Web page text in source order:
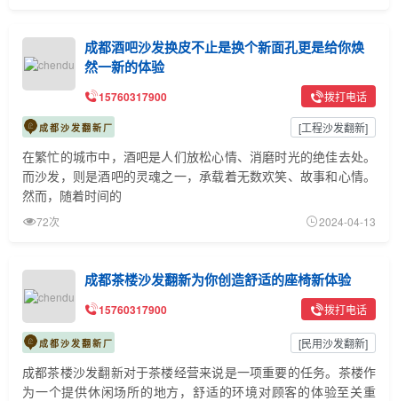
成都酒吧沙发换皮不止是换个新面孔更是给你焕
然一新的体验
15760317900 拨打电话
成都沙发翻新厂 [工程沙发翻新]
在繁忙的城市中，酒吧是人们放松心情、消磨时光的绝佳去处。
而沙发，则是酒吧的灵魂之一，承载着无数欢笑、故事和心情。
然而，随着时间的
72次 2024-04-13
成都茶楼沙发翻新为你创造舒适的座椅新体验
15760317900 拨打电话
成都沙发翻新厂 [民用沙发翻新]
成都茶楼沙发翻新对于茶楼经营来说是一项重要的任务。茶楼作
为一个提供休闲场所的地方，舒适的环境对顾客的体验至关重